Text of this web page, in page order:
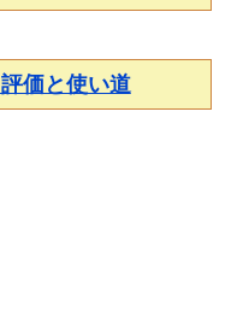
価と使い道